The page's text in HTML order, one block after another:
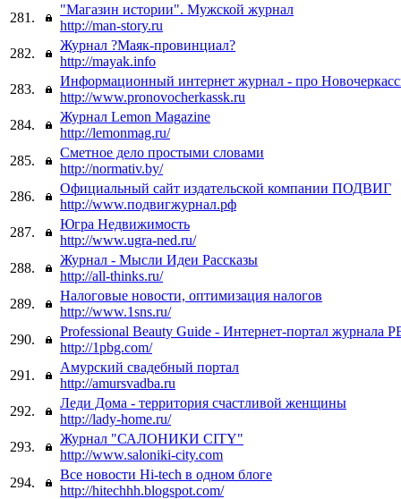
281.
"Магазин истории". Мужской журнал
http://man-story.ru
282.
Журнал ?Маяк-провинциал?
http://mayak.info
283.
Информационный интернет журнал - про
http://www.pronovocherkassk.ru
284.
Журнал Lemon Magazine
http://lemonmag.ru/
285.
Сметное дело простыми словами
http://normativ.by/
286.
Официальный сайт издательской компании ПОДВИГ
http://www.подвигжурнал.рф
287.
Югра Недвижимость
http://www.ugra-ned.ru/
288.
Журнал - Мысли Идеи Рассказы
http://all-thinks.ru/
289.
Налоговые новости, оптимизация налогов
http://www.1sns.ru/
290.
Professional Beauty Guide - Интернет-портал журнала
http://1pbg.com/
291.
Амурский свадебный портал
http://amursvadba.ru
292.
Леди Дома - территория счастливой женщины
http://lady-home.ru/
293.
Журнал "САЛОНИКИ CITY"
http://www.saloniki-city.com
294.
Все новости Hi-tech в одном блоге
http://hitechhh.blogspot.com/